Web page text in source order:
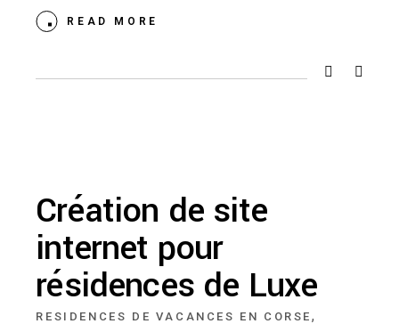
READ MORE
Création de site
internet pour
résidences de Luxe
RESIDENCES DE VACANCES EN CORSE ,